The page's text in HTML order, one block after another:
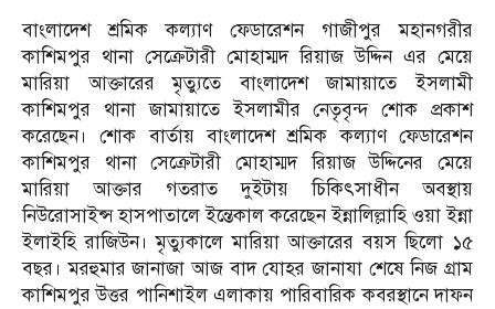
বাংলাদেশ শ্রমিক কল্যাণ ফেডারেশন গাজীপুর মহানগরীর
কাশিমপুর থানা সেক্রেটারী মোহাম্মদ রিয়াজ উদ্দিন এর মেয়ে
মারিয়া আক্তারের মৃত্যুতে বাংলাদেশ জামায়াতে ইসলামী
কাশিমপুর থানা জামায়াতে ইসলামীর নেতৃবৃন্দ শোক প্রকাশ
করেছেন। শোক বার্তায় বাংলাদেশ শ্রমিক কল্যাণ ফেডারেশন
কাশিমপুর থানা সেক্রেটারী মোহাম্মদ রিয়াজ উদ্দিনের মেয়ে
মারিয়া আক্তার গতরাত দুইটায় চিকিৎসাধীন অবস্থায়
নিউরোসাইন্স হাসপাতালে ইন্তেকাল করেছেন ইন্নালিল্লাহি ওয়া ইন্না
ইলাইহি রাজিউন। মৃত্যুকালে মারিয়া আক্তারের বয়স ছিলো ১৫
বছর। মরহুমার জানাজা আজ বাদ যোহর জানাযা শেষে নিজ গ্রাম
কাশিমপুর উত্তর পানিশাইল এলাকায় পারিবারিক কবরস্থানে দাফন